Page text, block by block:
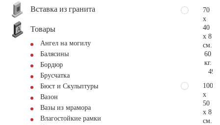
Вставка из гранита
Товары
Ангел на могилу
Балясины
Бордюр
Брусчатка
Бюст и Скульптуры
Вазон
Вазы из мрамора
Влагостойкие рамки
70
x
40
x 8
см.
60
кг.
100
x
50
x 8
см.